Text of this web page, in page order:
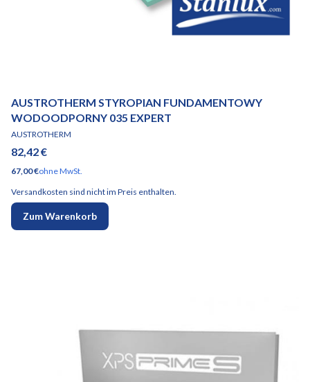
AUSTROTHERM STYROPIAN FUNDAMENTOWY
WODOODPORNY 035 EXPERT
HERSTELLER
AUSTROTHERM
Preis
82,42 €
Preis
67,00 €ohne MwSt.
Versandkosten sind nicht im Preis enthalten.
Zum Warenkorb